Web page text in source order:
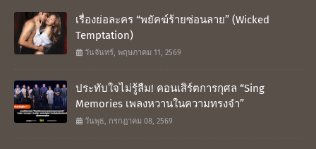
เรื่องย่อละคร “พยัคฆ์ร้ายซ่อนลาย” (Wicked
Temptation)
วันจันทร์, พฤษภาคม 11, 2569
ประทับใจไม่รู้ลืม! คอนเสิร์ตการกุศล “Sing
Memories เพลงหวานในความทรงจำ”
วันพุธ, กรกฎาคม 08, 2569